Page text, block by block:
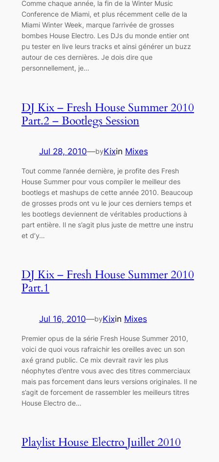
Comme chaque année, la fin de la Winter Music
Conference de Miami, et plus récemment celle de la
Miami Winter Week, marque l’arrivée de grosses
bombes House Electro. Les DJs du monde entier ont
pu tester en live leurs tracks et ainsi générer un buzz
autour de ces dernières. Je dois dire que
personnellement, je…
DJ Kix – Fresh House Summer 2010
Part.2 – Bootlegs Session
Jul 28, 2010—byKixin Mixes
Tout comme l’année dernière, je profite des Fresh
House Summer pour vous compiler le meilleur des
bootlegs et mashups de cette année 2010. Beaucoup
de grosses prods ont vu le jour ces derniers temps et
les bootlegs deviennent de véritables productions à
part entière. Il ne s’agit plus juste de mettre une instru
et d’y…
DJ Kix – Fresh House Summer 2010
Part.1
Jul 16, 2010—byKixin Mixes
Premier opus de la série Fresh House Summer 2010,
voici de quoi vous rafraichir les oreilles avec un son
axé grand public. Ce mix devrait ravir les plus
néophytes d’entre vous avec des titres commerciaux
mais pas forcement dans leurs versions originales. Il ne
s’agit de forcement de rassembler les meilleurs titres
House Electro de…
Playlist House Electro Juillet 2010